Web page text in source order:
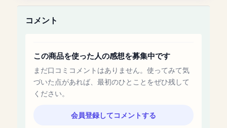
コメント
この商品を使った人の感想を募集中です
まだ口コミコメントはありません。使ってみて気
づいた点があれば、最初のひとことをぜひ残して
ください。
会員登録してコメントする